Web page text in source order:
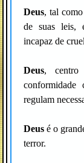
Deus, tal
de suas leis,
incapaz de
Deus,
regulam
Deus é o
terror.